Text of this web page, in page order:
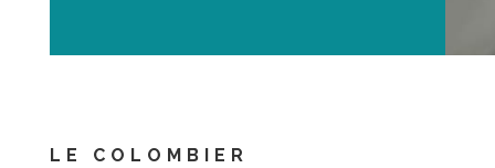
LE COLOMBIER